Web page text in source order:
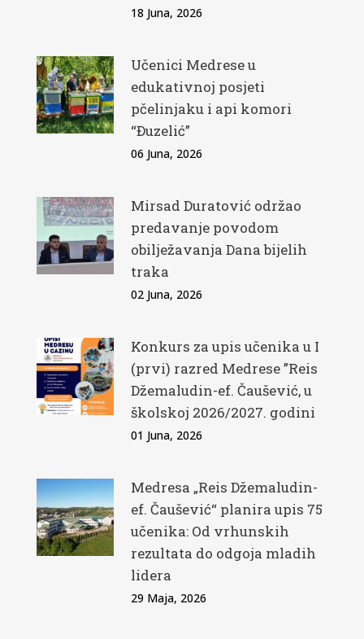
18 Juna, 2026
Učenici Medrese u
edukativnoj posjeti
pčelinjaku i api komori
“Đuzelić”
06 Juna, 2026
Mirsad Duratović održao
predavanje povodom
obilježavanja Dana bijelih
traka
02 Juna, 2026
Konkurs za upis učenika u I
(prvi) razred Medrese ”Reis
Džemaludin-ef. Čaušević, u
školskoj 2026/2027. godini
01 Juna, 2026
Medresa „Reis Džemaludin-
ef. Čaušević“ planira upis 75
učenika: Od vrhunskih
rezultata do odgoja mladih
lidera
29 Maja, 2026